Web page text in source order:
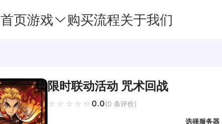
首页游戏 购买流程关于我们
限时联动活动 咒术回战
☆☆☆☆☆
★★★★★ 0.0(0 条评价)
选择服务器